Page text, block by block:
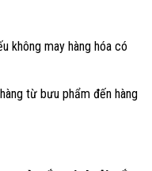
không may hàng hóa có
từ bưu phẩm đến hàng